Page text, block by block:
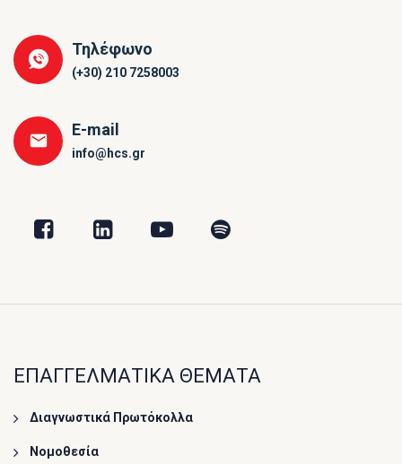
Τηλέφωνο
(+30) 210 7258003
E-mail
info@hcs.gr
ΕΠΑΓΓΕΛΜΑΤΙΚΑ ΘΕΜΑΤΑ
Διαγνωστικά Πρωτόκολλα
Νομοθεσία